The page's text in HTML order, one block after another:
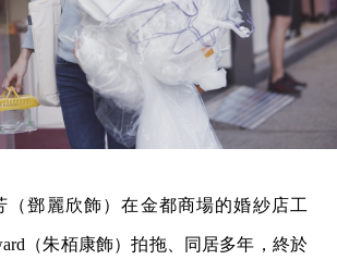
（鄧麗欣飾）在金都商場的婚紗店工
（朱栢康飾）拍拖、同居多年，終於